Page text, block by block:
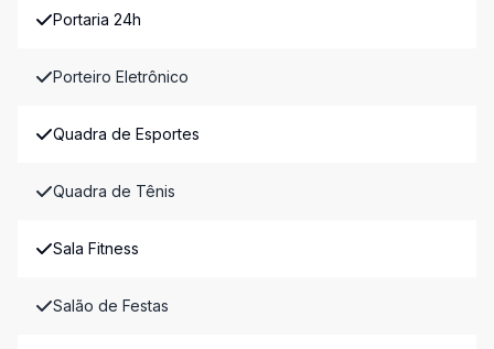
Portaria 24h
Porteiro Eletrônico
Quadra de Esportes
Quadra de Tênis
Sala Fitness
Salão de Festas